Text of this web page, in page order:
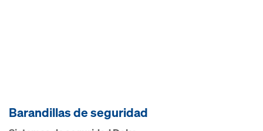
Barandillas de seguridad